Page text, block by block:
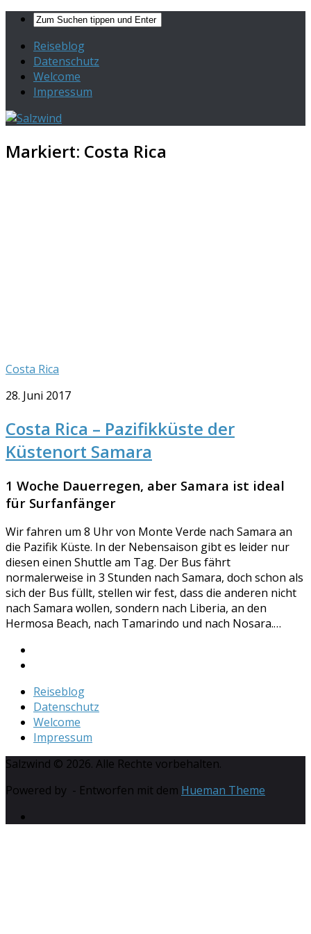
Reiseblog
Datenschutz
Welcome
Impressum
Markiert: Costa Rica
Costa Rica
28. Juni 2017
Costa Rica – Pazifikküste der
Küstenort Samara
1 Woche Dauerregen, aber Samara ist ideal
für Surfanfänger
Wir fahren um 8 Uhr von Monte Verde nach Samara an
die Pazifik Küste. In der Nebensaison gibt es leider nur
diesen einen Shuttle am Tag. Der Bus fährt
normalerweise in 3 Stunden nach Samara, doch schon als
sich der Bus füllt, stellen wir fest, dass die anderen nicht
nach Samara wollen, sondern nach Liberia, an den
Hermosa Beach, nach Tamarindo und nach Nosara.…
Reiseblog
Datenschutz
Welcome
Impressum
Salzwind © 2026. Alle Rechte vorbehalten.
Powered by - Entworfen mit dem Hueman Theme